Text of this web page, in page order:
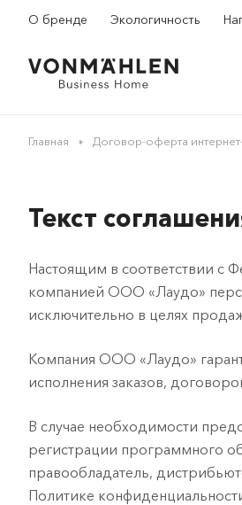
О бренде Экологичность
Главная Договор-оферта
Текст
Настоящим в соответствии с
компанией ООО «Лаудо»
исключительно в целях
Компания ООО «Лаудо»
исполнения заказов,
В случае необходимости
регистрации программного
правообладатель,
Политике